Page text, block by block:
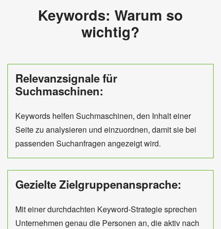
Keywords: Warum so
wichtig?
Relevanzsignale für
Suchmaschinen:
Keywords helfen Suchmaschinen, den Inhalt einer
Seite zu analysieren und einzuordnen, damit sie bei
passenden Suchanfragen angezeigt wird.
Gezielte Zielgruppenansprache:
Mit einer durchdachten Keyword-Strategie sprechen
Unternehmen genau die Personen an, die aktiv nach